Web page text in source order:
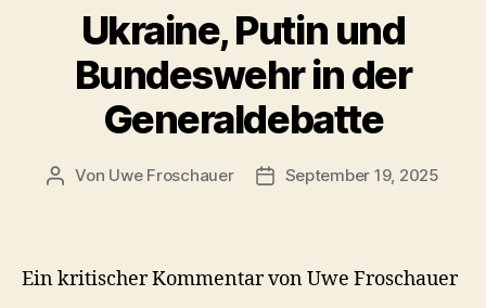
Ukraine, Putin und
Bundeswehr in der
Generaldebatte
Beitragsautor
Von Uwe Froschauer Beitragsdatum
September 19, 2025
Ein kritischer Kommentar von Uwe Froschauer